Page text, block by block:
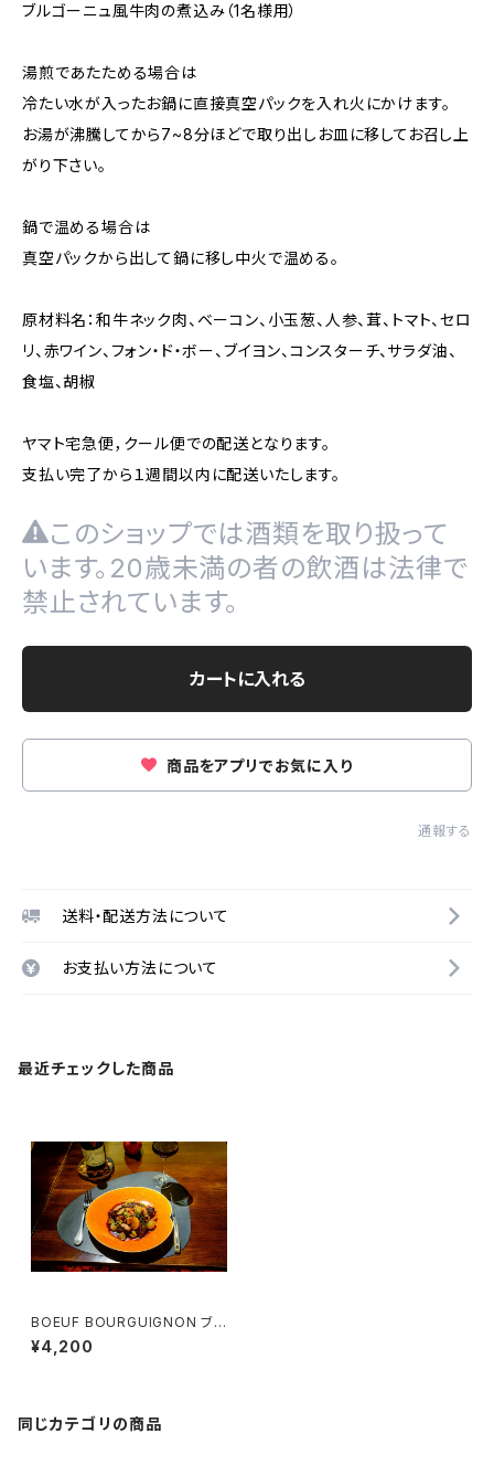
ブルゴーニュ風牛肉の煮込み（1名様用）
湯煎であたためる場合は
冷たい水が入ったお鍋に直接真空パックを入れ火にかけます。
お湯が沸騰してから7~8分ほどで取り出しお皿に移してお召し上
がり下さい。
鍋で温める場合は
真空パックから出して鍋に移し中火で温める。
原材料名：和牛ネック肉、ベーコン、小玉葱、人参、茸、トマト、セロ
リ、赤ワイン、フォン・ド・ボー、ブイヨン、コンスターチ、サラダ油、
食塩、胡椒
ヤマト宅急便，クール便での配送となります。
支払い完了から１週間以内に配送いたします。
このショップでは酒類を取り扱って
います。20歳未満の者の飲酒は法律で
禁止されています。
カートに入れる
商品をアプリでお気に入り
通報する
送料・配送方法について
お支払い方法について
最近チェックした商品
BOEUF BOURGUIGNON ブル
ゴーニュ風牛肉の煮込み （1名
様用）
¥4,200
同じカテゴリの商品